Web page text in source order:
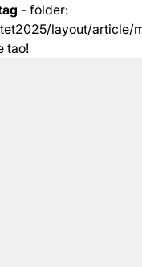
- folder:
layout/article/
tao!